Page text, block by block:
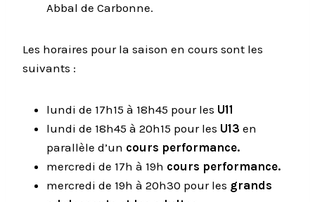
Abbal de Carbonne.
Les horaires pour la saison en cours sont les
suivants :
lundi de 17h15 à 18h45 pour les U11
lundi de 18h45 à 20h15 pour les U13 en
parallèle d’un cours performance.
mercredi de 17h à 19h cours performance.
mercredi de 19h à 20h30 pour les grands